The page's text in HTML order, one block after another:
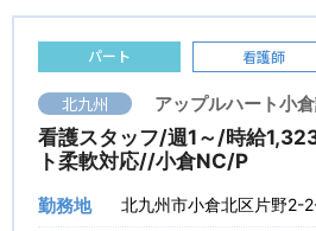
パート 看護師
北九州 アップルハート小
看護スタッフ/週1～/時給
ト柔軟対応//小倉NC/P
勤務地 北九州市小倉北区片野2-